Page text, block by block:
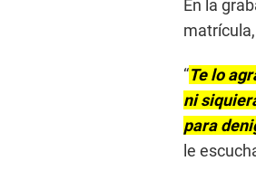
En la
“Te lo
ni
para
le